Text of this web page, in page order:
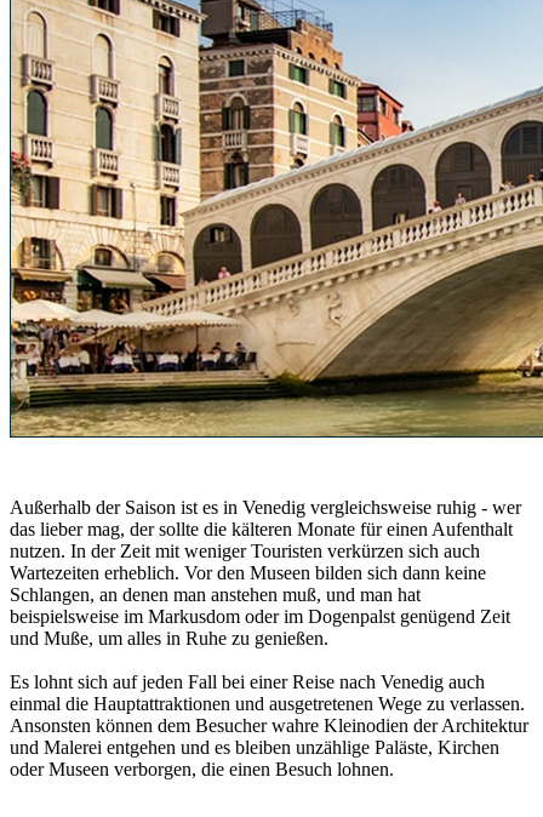
Außerhalb der Saison ist es in Venedig vergleichsweise ruhig - wer
das lieber mag, der sollte die kälteren Monate für einen Aufenthalt
nutzen. In der Zeit mit weniger Touristen verkürzen sich auch
Wartezeiten erheblich. Vor den Museen bilden sich dann keine
Schlangen, an denen man anstehen muß, und man hat
beispielsweise im Markusdom oder im Dogenpalst genügend Zeit
und Muße, um alles in Ruhe zu genießen.
Es lohnt sich auf jeden Fall bei einer Reise nach Venedig auch
einmal die Hauptattraktionen und ausgetretenen Wege zu verlassen.
Ansonsten können dem Besucher wahre Kleinodien der Architektur
und Malerei entgehen und es bleiben unzählige Paläste, Kirchen
oder Museen verborgen, die einen Besuch lohnen.